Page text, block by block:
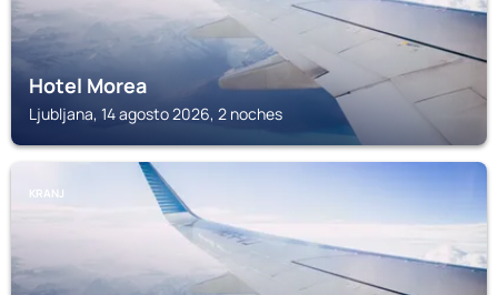
Hotel Morea
Ljubljana, 14 agosto 2026, 2 noches
KRANJ